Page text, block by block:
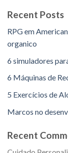
Recent Posts
RPG em
organico
6 simuladores
6 Máquinas de
5 Exercícios de
Marcos no
Recent